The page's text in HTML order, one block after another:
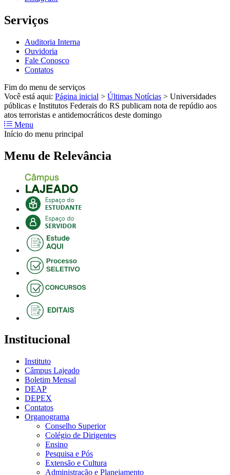
Serviços
Auditoria Interna
Ouvidoria
Fale Conosco
Contatos
Fim do menu de serviços
Você está aqui: Página inicial > Últimas Notícias > Universidades
públicas e Institutos Federais do RS publicam nota de repúdio aos
atos terroristas e antidemocráticos deste domingo
Menu
Início do menu principal
Menu de Relevância
Institucional
Instituto
Câmpus Lajeado
Boletim Mensal
DEAP
DEPEX
Contatos
Organograma
Conselho Superior
Colégio de Dirigentes
Ensino
Pesquisa e Pós
Extensão e Cultura
Administração e Planejamento